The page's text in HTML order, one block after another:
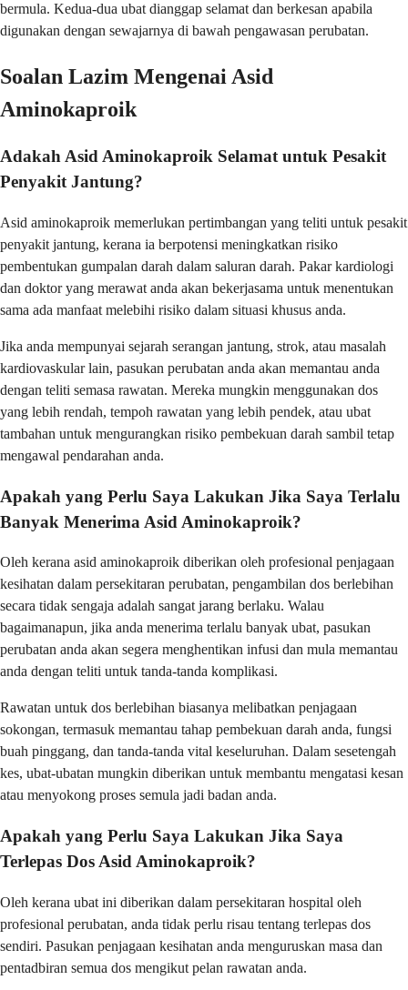
bermula. Kedua-dua ubat dianggap selamat dan berkesan apabila
digunakan dengan sewajarnya di bawah pengawasan perubatan.
Soalan Lazim Mengenai Asid
Aminokaproik
Adakah Asid Aminokaproik Selamat untuk Pesakit
Penyakit Jantung?
Asid aminokaproik memerlukan pertimbangan yang teliti untuk pesakit
penyakit jantung, kerana ia berpotensi meningkatkan risiko
pembentukan gumpalan darah dalam saluran darah. Pakar kardiologi
dan doktor yang merawat anda akan bekerjasama untuk menentukan
sama ada manfaat melebihi risiko dalam situasi khusus anda.
Jika anda mempunyai sejarah serangan jantung, strok, atau masalah
kardiovaskular lain, pasukan perubatan anda akan memantau anda
dengan teliti semasa rawatan. Mereka mungkin menggunakan dos
yang lebih rendah, tempoh rawatan yang lebih pendek, atau ubat
tambahan untuk mengurangkan risiko pembekuan darah sambil tetap
mengawal pendarahan anda.
Apakah yang Perlu Saya Lakukan Jika Saya Terlalu
Banyak Menerima Asid Aminokaproik?
Oleh kerana asid aminokaproik diberikan oleh profesional penjagaan
kesihatan dalam persekitaran perubatan, pengambilan dos berlebihan
secara tidak sengaja adalah sangat jarang berlaku. Walau
bagaimanapun, jika anda menerima terlalu banyak ubat, pasukan
perubatan anda akan segera menghentikan infusi dan mula memantau
anda dengan teliti untuk tanda-tanda komplikasi.
Rawatan untuk dos berlebihan biasanya melibatkan penjagaan
sokongan, termasuk memantau tahap pembekuan darah anda, fungsi
buah pinggang, dan tanda-tanda vital keseluruhan. Dalam sesetengah
kes, ubat-ubatan mungkin diberikan untuk membantu mengatasi kesan
atau menyokong proses semula jadi badan anda.
Apakah yang Perlu Saya Lakukan Jika Saya
Terlepas Dos Asid Aminokaproik?
Oleh kerana ubat ini diberikan dalam persekitaran hospital oleh
profesional perubatan, anda tidak perlu risau tentang terlepas dos
sendiri. Pasukan penjagaan kesihatan anda menguruskan masa dan
pentadbiran semua dos mengikut pelan rawatan anda.